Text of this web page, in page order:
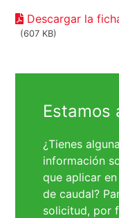
Descargar la
(607 KB)
Estamos
¿Tienes
información
que aplicar
de caudal?
solicitud, por